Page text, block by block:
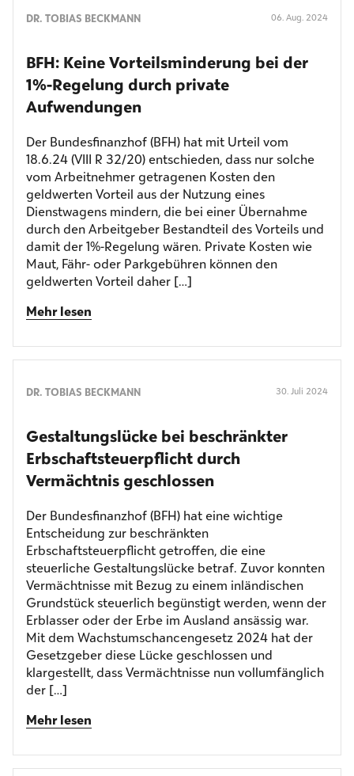
DR. TOBIAS BECKMANN 06. Aug. 2024
BFH: Keine Vorteilsminderung bei der
1%-Regelung durch private
Aufwendungen
Der Bundesfinanzhof (BFH) hat mit Urteil vom
18.6.24 (VIII R 32/20) entschieden, dass nur solche
vom Arbeitnehmer getragenen Kosten den
geldwerten Vorteil aus der Nutzung eines
Dienstwagens mindern, die bei einer Übernahme
durch den Arbeitgeber Bestandteil des Vorteils und
damit der 1%-Regelung wären. Private Kosten wie
Maut, Fähr- oder Parkgebühren können den
geldwerten Vorteil daher […]
Mehr lesen
DR. TOBIAS BECKMANN 30. Juli 2024
Gestaltungslücke bei beschränkter
Erbschaft­steuerpflicht durch
Vermächtnis geschlossen
Der Bundesfinanzhof (BFH) hat eine wichtige
Entscheidung zur beschränkten
Erbschaftsteuerpflicht getroffen, die eine
steuerliche Gestaltungslücke betraf. Zuvor konnten
Vermächtnisse mit Bezug zu einem inländischen
Grundstück steuerlich begünstigt werden, wenn der
Erblasser oder der Erbe im Ausland ansässig war.
Mit dem Wachstumschancengesetz 2024 hat der
Gesetzgeber diese Lücke geschlossen und
klargestellt, dass Vermächtnisse nun vollumfänglich
der […]
Mehr lesen